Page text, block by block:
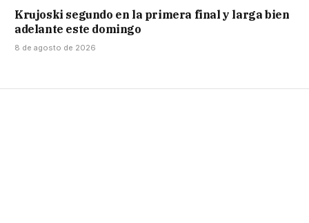
Krujoski segundo en la primera final y larga bien
adelante este domingo
8 de agosto de 2026